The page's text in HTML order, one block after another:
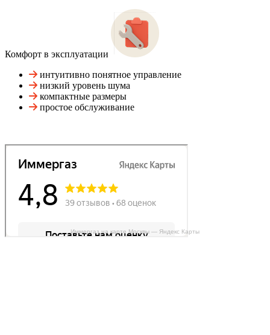
Комфорт в эксплуатации
интуитивно понятное управление
низкий уровень шума
компактные размеры
простое обслуживание
Иммергаз на карте Москвы — Яндекс Карты